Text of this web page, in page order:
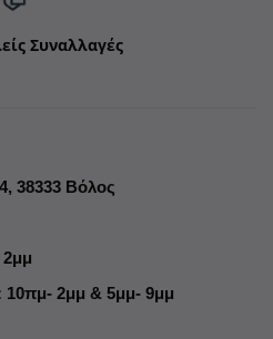
Συναλλαγές
38333 Βόλος
2μμ & 5μμ- 9μμ